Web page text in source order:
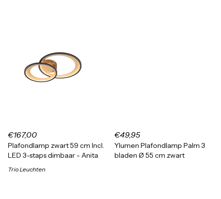
€167,00
Plafondlamp zwart 59 cm Incl.
LED 3-staps dimbaar - Anita
Trio Leuchten
€49,95
Ylumen Plafondlamp Palm 3
bladen Ø 55 cm zwart